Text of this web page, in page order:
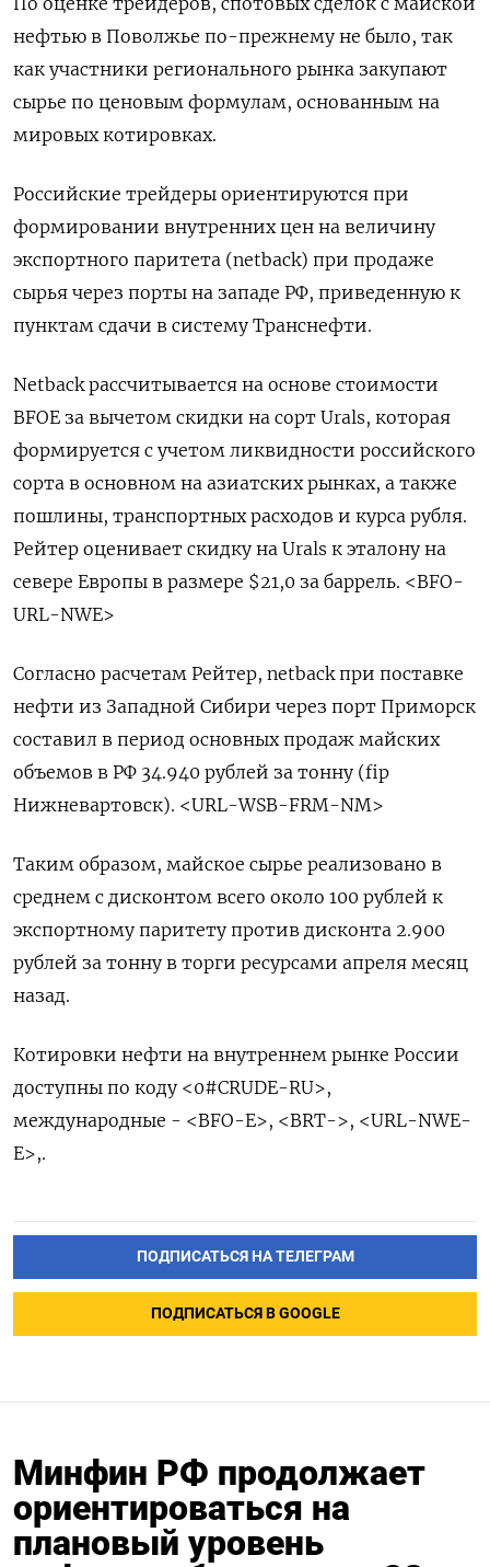
нефтью в Поволжье по-прежнему не было, так
как участники регионального рынка закупают
сырье по ценовым формулам, основанным на
мировых котировках.
Российские трейдеры ориентируются при
формировании внутренних цен на величину
экспортного паритета (netback) при продаже
сырья через порты на западе РФ, приведенную к
пунктам сдачи в систему Транснефти.
Netback рассчитывается на основе стоимости
BFOE за вычетом скидки на сорт Urals, которая
формируется с учетом ликвидности российского
сорта в основном на азиатских рынках, а также
пошлины, транспортных расходов и курса рубля.
Рейтер оценивает скидку на Urals к эталону на
севере Европы в размере $21,0 за баррель. <BFO-
URL-NWE>
Согласно расчетам Рейтер, netback при поставке
нефти из Западной Сибири через порт Приморск
составил в период основных продаж майских
объемов в РФ 34.940 рублей за тонну (fip
Нижневартовск). <URL-WSB-FRM-NM>
Таким образом, майское сырье реализовано в
среднем с дисконтом всего около 100 рублей к
экспортному паритету против дисконта 2.900
рублей за тонну в торги ресурсами апреля месяц
назад.
Котировки нефти на внутреннем рынке России
доступны по коду <0#CRUDE-RU>,
международные - <BFO-E>, <BRT->, <URL-NWE-
E>,.
ПОДПИСАТЬСЯ НА ТЕЛЕГРАМ
ПОДПИСАТЬСЯ В GOOGLE
Минфин РФ продолжает
ориентироваться на
плановый уровень